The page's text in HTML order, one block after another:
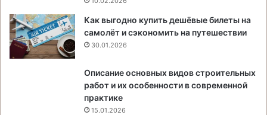
Как выгодно купить дешёвые билеты на
самолёт и сэкономить на путешествии
30.01.2026
Описание основных видов строительных
работ и их особенности в современной
практике
15.01.2026